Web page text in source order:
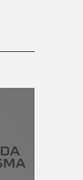
un